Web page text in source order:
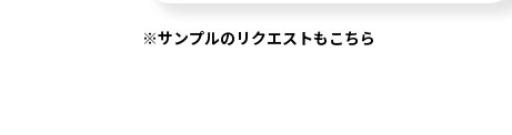
※サンプルのリクエストもこちら